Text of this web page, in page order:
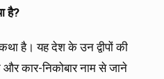
है?
है। यह देश के उन द्वीपों की
कार-निकोबार नाम से जाने